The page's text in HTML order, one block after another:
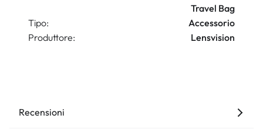
Travel Bag
Tipo:
Accessorio
Produttore:
Lensvision
Recensioni